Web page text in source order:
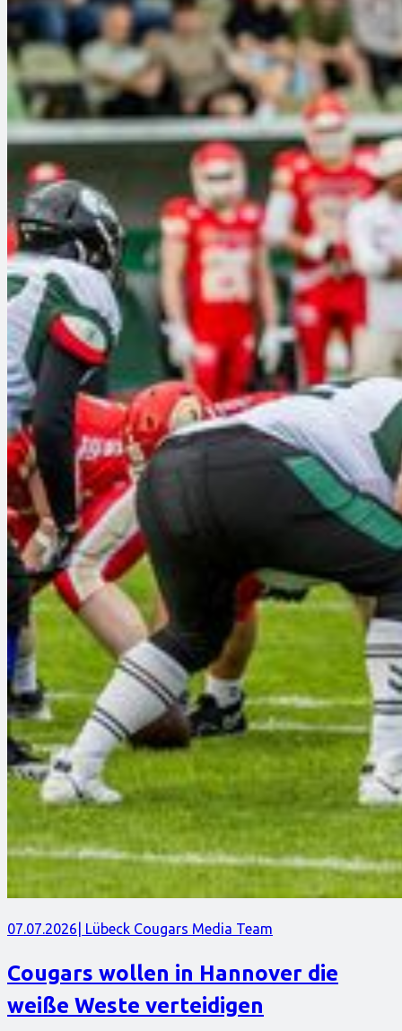
07.07.2026 | Lübeck Cougars Media Team
Cougars wollen in Hannover die
weiße Weste verteidigen